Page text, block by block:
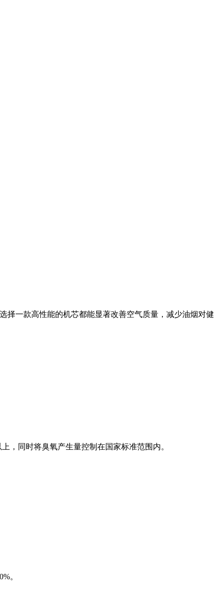
一款高性能的机芯都能显著改善空气质量，减少油烟对健
，同时将臭氧产生量控制在国家标准范围内。
。